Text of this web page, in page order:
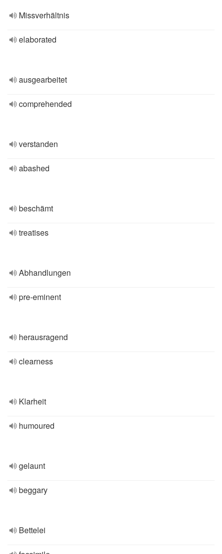
Missverhältnis
elaborated
ausgearbeitet
comprehended
verstanden
abashed
beschämt
treatises
Abhandlungen
pre-eminent
herausragend
clearness
Klarheit
humoured
gelaunt
beggary
Bettelei